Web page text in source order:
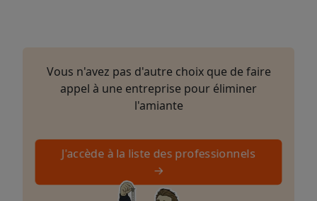
Vous n'avez pas d'autre choix que de faire
appel à une entreprise pour éliminer
l'amiante
J'accède à la liste des professionnels
→